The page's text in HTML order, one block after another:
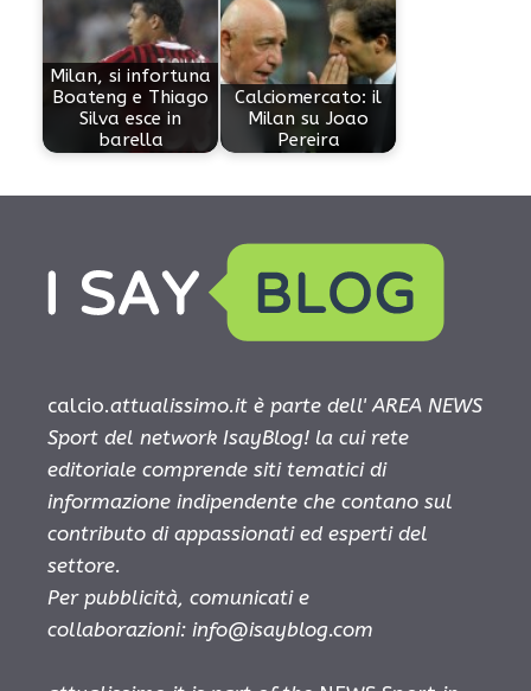
Milan, si infortuna
Boateng e Thiago
Silva esce in
barella
Calciomercato: il
Milan su Joao
Pereira
calcio.attualissimo.it è parte dell' AREA NEWS
Sport del network IsayBlog! la cui rete
editoriale comprende siti tematici di
informazione indipendente che contano sul
contributo di appassionati ed esperti del
settore.
Per pubblicità, comunicati e
collaborazioni: info@isayblog.com